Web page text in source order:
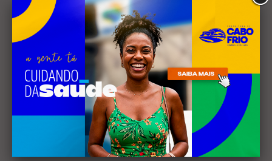
EDUCAÇÃO
Justiça determina que
Prefeitura de Cabo Frio
pague horas extras a
professores
MÚSICA
Banda cabo-friense
Spectrummm apresenta
músicas inéditas no Diveneta
Moto Fest neste sábado (8)